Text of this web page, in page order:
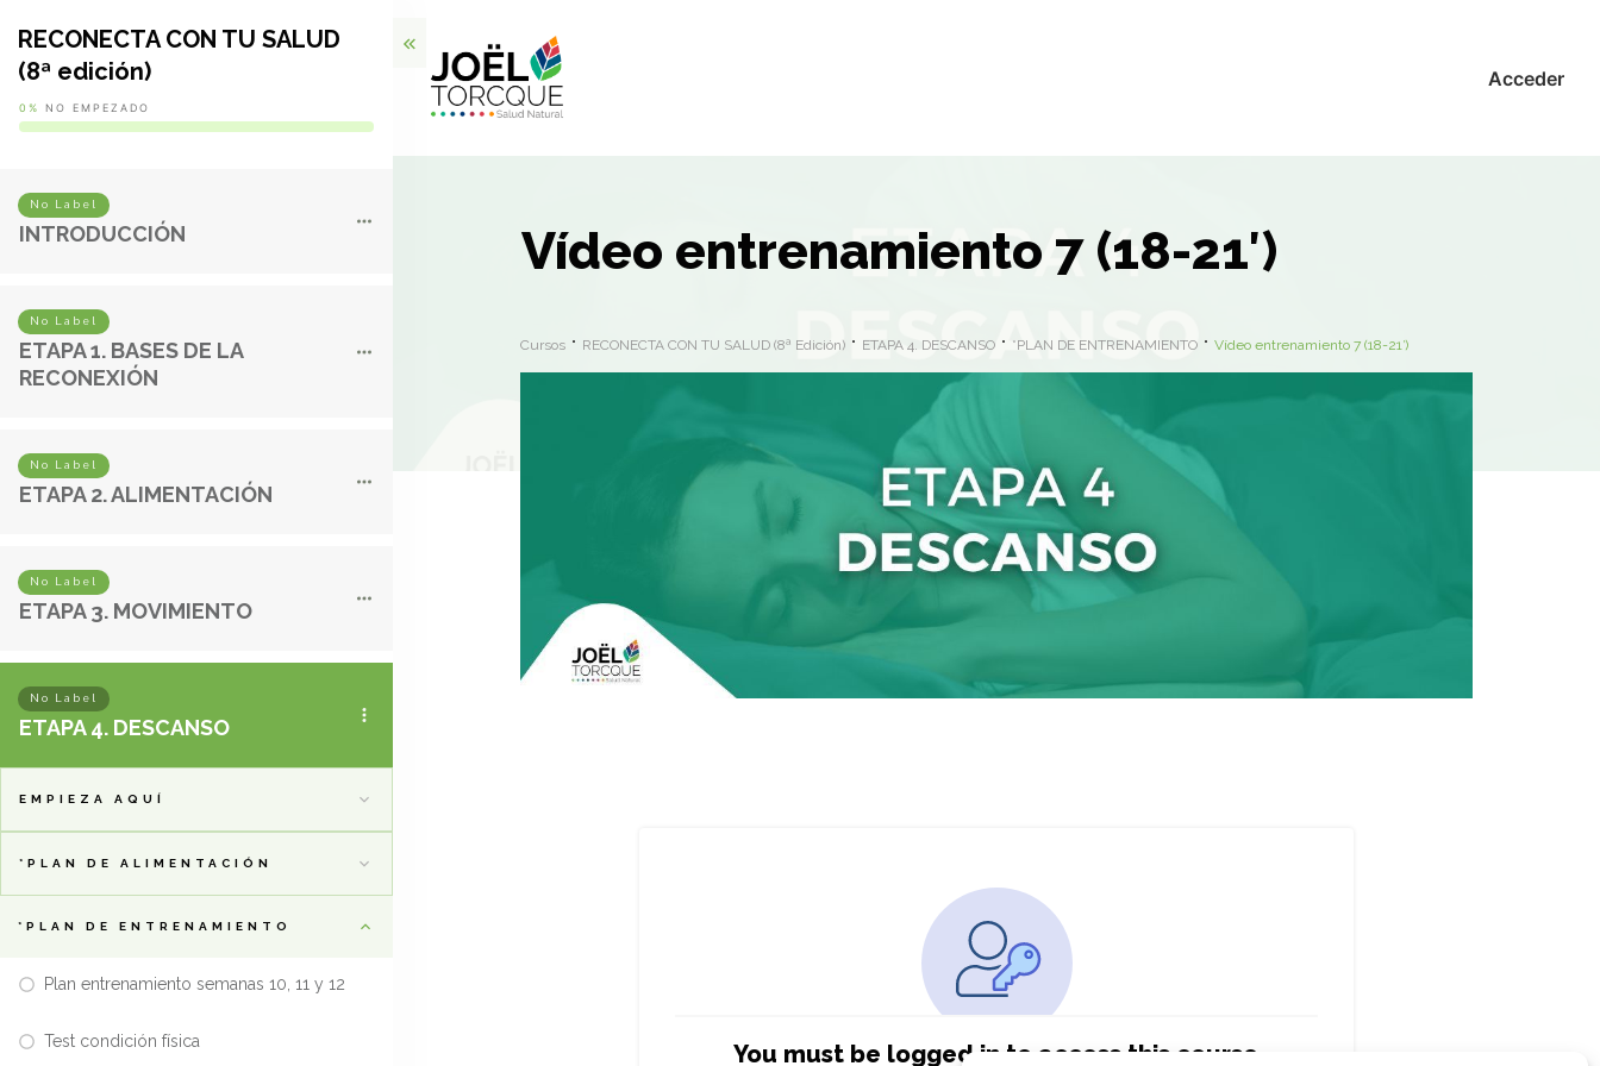
Acceder
Vídeo entrenamiento 7 (18-21′)
Cursos RECONECTA CON TU SALUD (8ª Edición) ETAPA 4. DESCANSO *PLAN DE ENTRENAMIENTO Vídeo entrenamiento 7 (18-21′)
You must be logged in to access this course
RECONECTA CON TU SALUD
(8ª edición)
0% NO EMPEZADO
No Label
INTRODUCCIÓN
No Label
ETAPA 1. BASES DE LA
RECONEXIÓN
No Label
ETAPA 2. ALIMENTACIÓN
No Label
ETAPA 3. MOVIMIENTO
No Label
ETAPA 4. DESCANSO
EMPIEZA AQUÍ
*PLAN DE ALIMENTACIÓN
*PLAN DE ENTRENAMIENTO
Plan entrenamiento semanas 10, 11 y 12
Test condición física